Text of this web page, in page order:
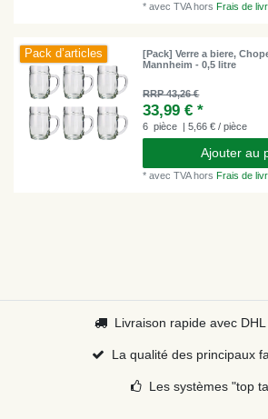
*avec TVAhors Frais de
Pack d’articles
[Pack] Verre a biere,
Mannheim - 0,5 litre
RRP 43,26 €
33,99 € *
6 pièce | 5,66 € / pièce
Ajouter au
*avec TVAhorsFrais de
Livraison rapide avec
La qualité des principaux
Les systèmes "top